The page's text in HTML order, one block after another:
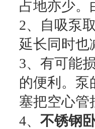
占地亦少。
2、自吸泵
延长同时也
3、有可能
的便利。泵
塞把空心管
4、 不锈钢